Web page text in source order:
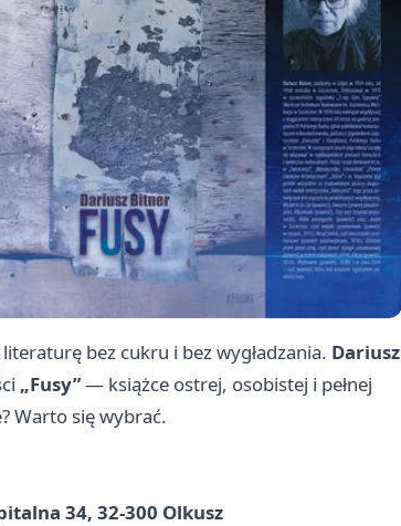
bez cukru i bez wygładzania. Dariusz
„Fusy”— książce ostrej, osobistej i pełnej
Warto się wybrać.
34, 32-300 Olkusz